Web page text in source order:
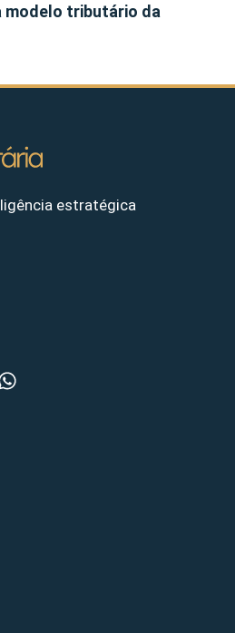
modelo tributário da
estratégica